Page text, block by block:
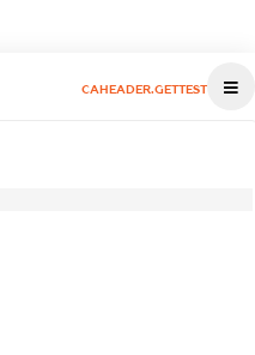
CAHEADER.GETTEST